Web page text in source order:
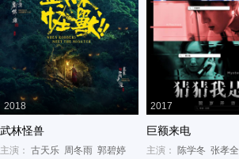
2018
武林怪兽
主演： 古天乐 周冬雨 郭碧婷
2017
巨额来电
主演： 陈学冬 张孝全